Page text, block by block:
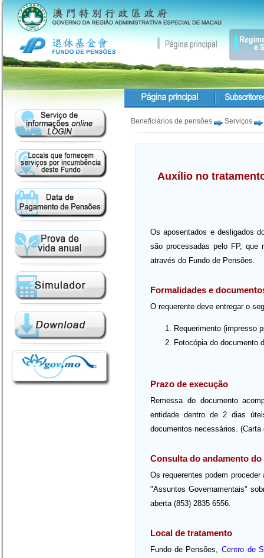
Beneficiários de pensões Serviços
Auxílio no
Os aposentados e desligados
são processadas pelo FP, que
através do Fundo de Pensões.
Formalidades e
O requerente deve entregar o
Requerimento (impresso
Fotocópia do documento
Prazo de execução
Remessa do documento
entidade dentro de 2 dias
documentos necessários. (Carta
Consulta do andamento do
Os requerentes podem
"Assuntos Governamentais"
aberta (853) 2835 6556.
Local de tratamento
Fundo de Pensões, Centro de